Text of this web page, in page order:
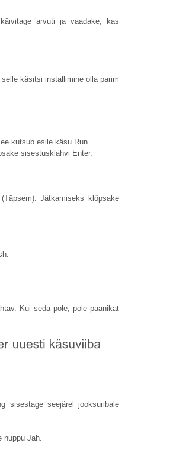
arvuti ja vaadake, kas
käsitsi installimine olla parim
kutsub esile käsu Run.
sisestusklahvi Enter.
Jätkamiseks klõpsake
Kui seda pole, pole paanikat
sisestage seejärel jooksuribale
nuppu Jah.